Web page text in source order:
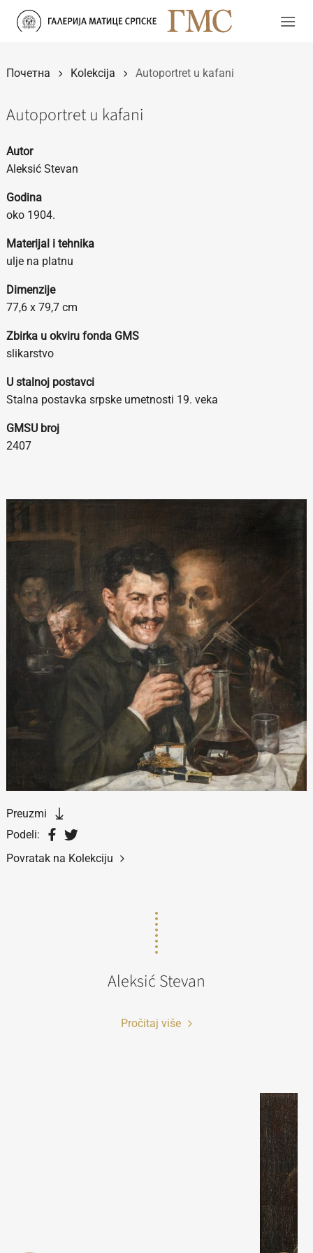
Прескочи
Почетна Kolekcija Autoportret u kafani
Autoportret u kafani
Autor
Aleksić Stevan
Godina
oko 1904.
Materijal i tehnika
ulje na platnu
Dimenzije
77,6 x 79,7 cm
Zbirka u okviru fonda GMS
slikarstvo
U stalnoj postavci
Stalna postavka srpske umetnosti 19. veka
GMSU broj
2407
Preuzmi
Podeli:
Povratak na Kolekciju
Aleksić Stevan
Pročitaj više